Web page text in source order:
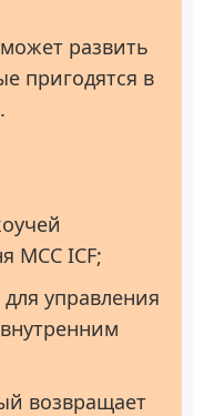
развить
пригодятся в
MCC ICF;
управления
возвращает